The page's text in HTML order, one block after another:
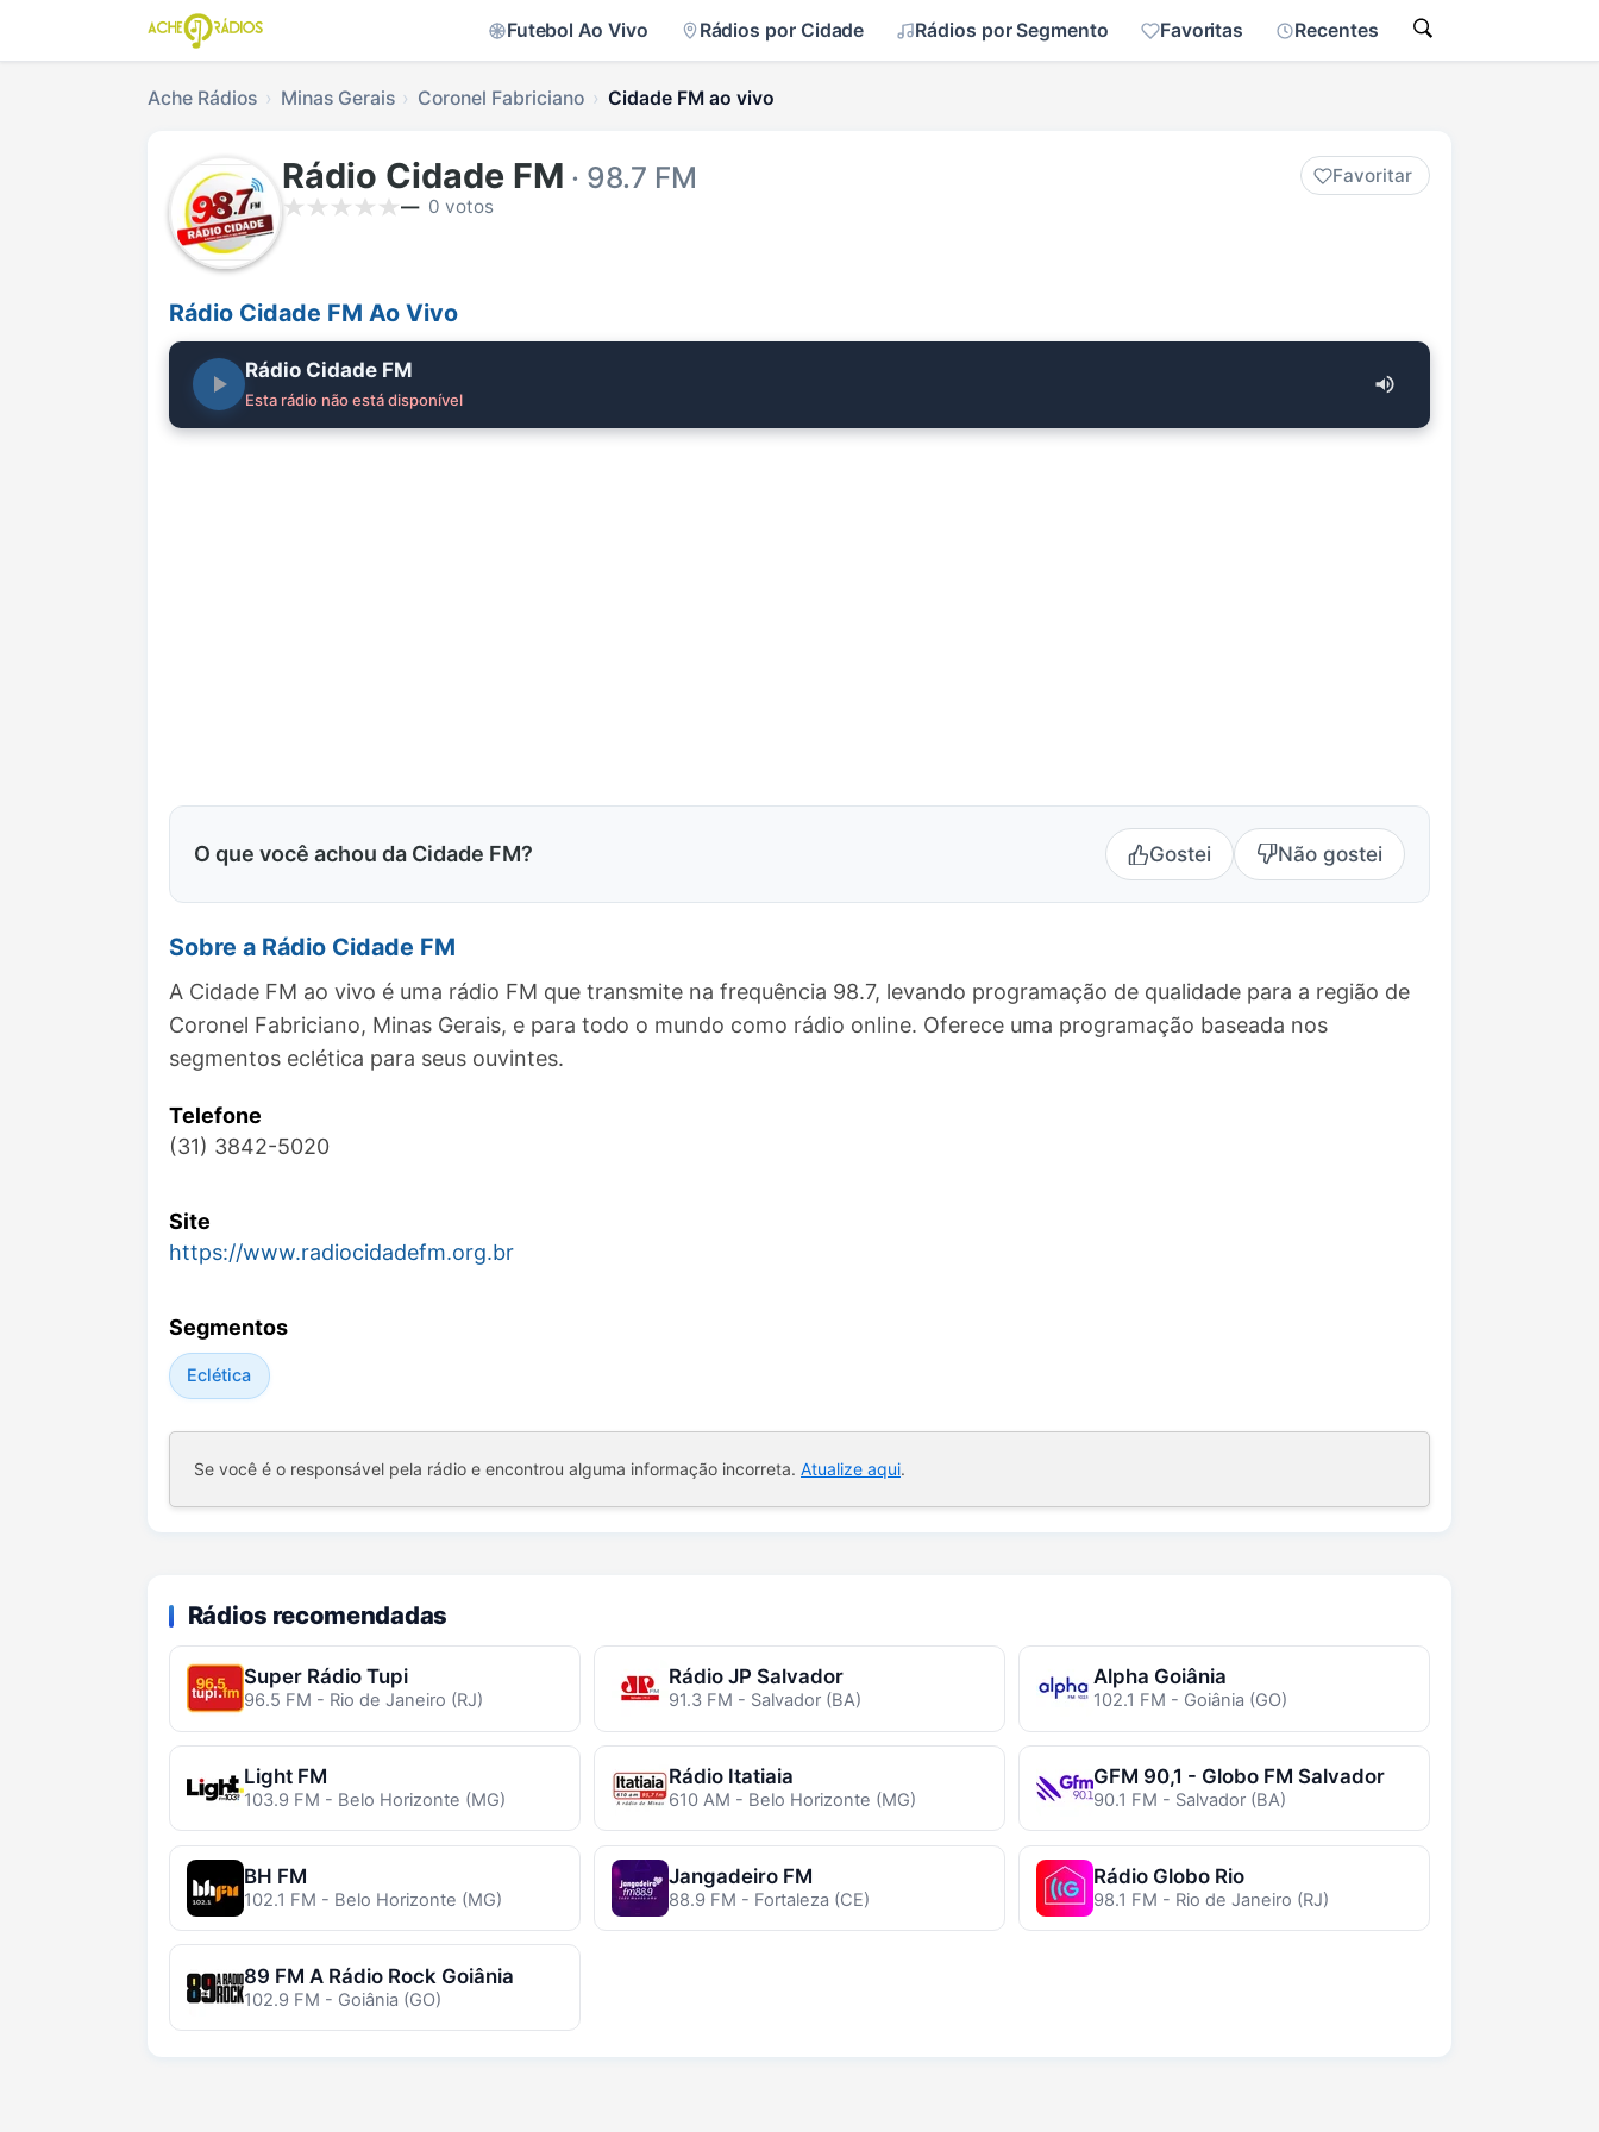
Futebol Ao Vivo Rádios por Cidade Rádios por Segmento Favoritas Recentes
Ache Rádios Minas Gerais Coronel Fabriciano Cidade FM ao vivo
Rádio Cidade FM · 98.7 FM
Favoritar
— 0 votos
Rádio Cidade FM Ao Vivo
Rádio Cidade FM
Esta rádio não está disponível
O que você achou da Cidade FM? Gostei Não gostei
Sobre a Rádio Cidade FM
A Cidade FM ao vivo é uma rádio FM que transmite na frequência 98.7, levando programação de qualidade para a região de
Coronel Fabriciano, Minas Gerais, e para todo o mundo como rádio online. Oferece uma programação baseada nos
segmentos eclética para seus ouvintes.
Telefone
(31) 3842-5020
Site
https://www.radiocidadefm.org.br
Segmentos
Eclética
Se você é o responsável pela rádio e encontrou alguma informação incorreta. Atualize aqui.
Rádios recomendadas
Super Rádio Tupi
96.5 FM - Rio de Janeiro (RJ)
Rádio JP Salvador
91.3 FM - Salvador (BA)
Alpha Goiânia
102.1 FM - Goiânia (GO)
Light FM
103.9 FM - Belo Horizonte (MG)
Rádio Itatiaia
610 AM - Belo Horizonte (MG)
GFM 90,1 - Globo FM Salvador
90.1 FM - Salvador (BA)
BH FM
102.1 FM - Belo Horizonte (MG)
Jangadeiro FM
88.9 FM - Fortaleza (CE)
Rádio Globo Rio
98.1 FM - Rio de Janeiro (RJ)
89 FM A Rádio Rock Goiânia
102.9 FM - Goiânia (GO)